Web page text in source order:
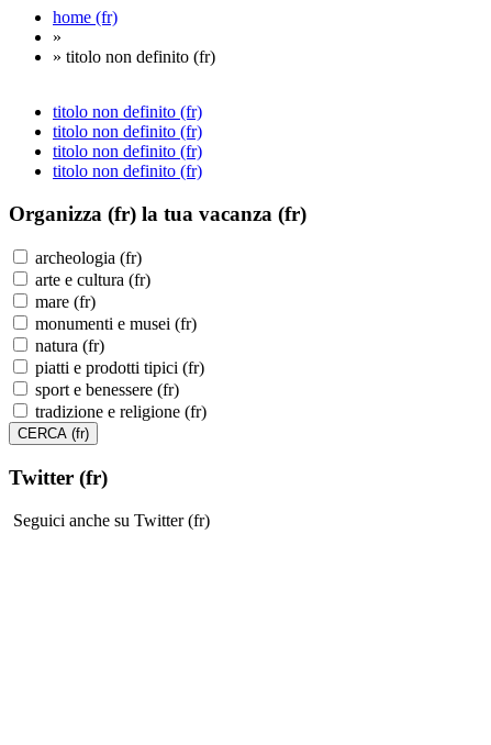
home (fr)
»
» titolo non definito (fr)
titolo non definito (fr)
titolo non definito (fr)
titolo non definito (fr)
titolo non definito (fr)
Organizza (fr) la tua vacanza (fr)
archeologia (fr)
arte e cultura (fr)
mare (fr)
monumenti e musei (fr)
natura (fr)
piatti e prodotti tipici (fr)
sport e benessere (fr)
tradizione e religione (fr)
Twitter (fr)
Seguici anche su Twitter (fr)